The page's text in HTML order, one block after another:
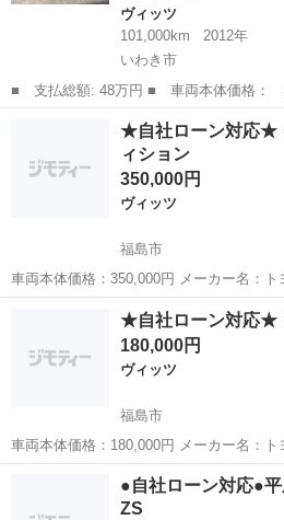
ヴィッツ
101,000km
2012年
いわき市
■ 支払総額: 48万円 ■ 車両本体価格： 390,000 円 ■ メーカー
名： トヨタ ■ 車種名： ヴィッツ ■
ルエディション ナビ ＴＶ Ｂカメラ
マートキー エア...
いわき市 ヴィッツ
★自社ローン対応★
ィション
350,000円
ヴィッツ
福島市
車両本体価格：350,000円 メーカー名：トヨタ 車種名：ヴィッツF ス
マイルエディション 排気量：1,000cc 年式：H24年 走行距離：
77,422km 色名：ブラック 駆動...
ヴィッツ スマイル
★自社ローン対応★
180,000円
ヴィッツ
福島市
車両本体価格：180,000円 メーカー名：トヨタ 車種名：ヴィッツF 排
気量：1,300cc 年式：H19年 走行距離：161,282km 色名：ブラック 駆
ヴィッツ 車両
●自社ローン対応●
ZS 福